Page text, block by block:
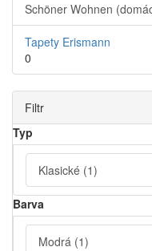
Schöner Wohnen
Tapety Erismann
0
Filtr
Typ
Klasické (1)
Barva
Modrá (1)